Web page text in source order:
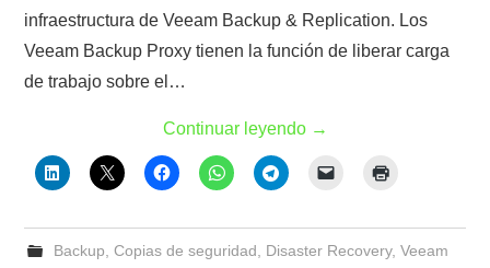
infraestructura de Veeam Backup & Replication. Los
Veeam Backup Proxy tienen la función de liberar carga
de trabajo sobre el…
Continuar leyendo →
Backup Copias de seguridad Disaster Recovery, Veeam